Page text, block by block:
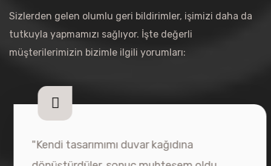
Sizlerden gelen olumlu geri bildirimler, işimizi daha da
tutkuyla yapmamızı sağlıyor. İşte değerli
müşterilerimizin bizimle ilgili yorumları:
"Duvar kağıtlarının kalitesi ve çeşitliliği